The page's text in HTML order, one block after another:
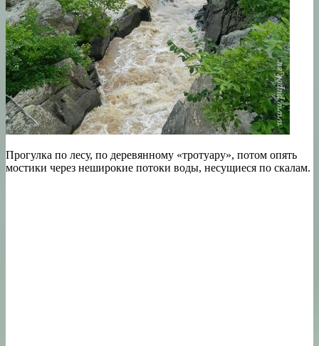
Прогулка по лесу, по деревянному «тротуару», потом опять
мостики через неширокие потоки воды, несущиеся по скалам.